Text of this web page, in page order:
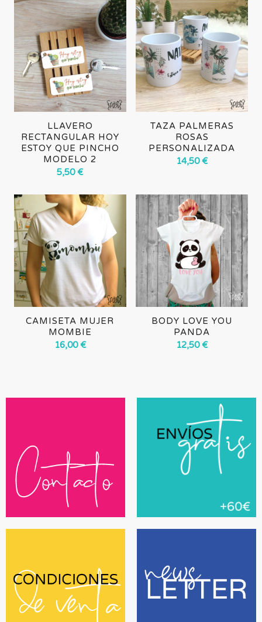
LLAVERO
RECTANGULAR HOY
ESTOY QUE PINCHO
MODELO 2
5,50€
TAZA PALMERAS
ROSAS
PERSONALIZADA
14,50€
CAMISETA MUJER
MOMBIE
16,00€
BODY LOVE YOU
PANDA
12,50€